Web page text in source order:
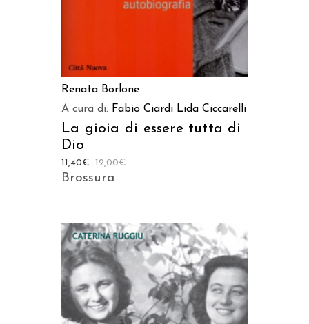
Renata Borlone
A cura di: Fabio Ciardi Lida Ciccarelli
La gioia di essere tutta di
Dio
12,00€
11,40€
Brossura